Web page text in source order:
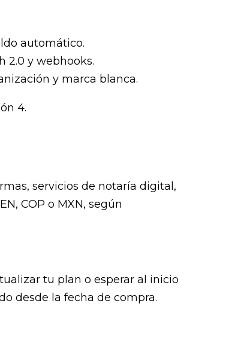
automático.
2.0 y webhooks.
y marca blanca.
4.
servicios de notaría digital,
COP o MXN, según
tu plan o esperar al inicio
desde la fecha de compra.